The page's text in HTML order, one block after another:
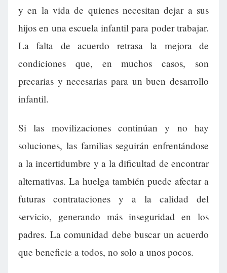
y en la vida de quienes necesitan dejar a sus
hijos en una escuela infantil para poder trabajar.
La falta de acuerdo retrasa la mejora de
condiciones que, en muchos casos, son
precarias y necesarias para un buen desarrollo
infantil.
Si las movilizaciones continúan y no hay
soluciones, las familias seguirán enfrentándose
a la incertidumbre y a la dificultad de encontrar
alternativas. La huelga también puede afectar a
futuras contrataciones y a la calidad del
servicio, generando más inseguridad en los
padres. La comunidad debe buscar un acuerdo
que beneficie a todos, no solo a unos pocos.